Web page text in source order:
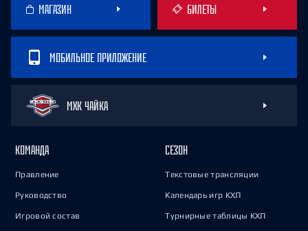
МАГАЗИН БИЛЕТЫ
МОБИЛЬНОЕ ПРИЛОЖЕНИЕ
МХК ЧАЙКА
КОМАНДА
Правление
Руководство
Игровой состав
СЕЗОН
Текстовые трансляции
Календарь игр КХЛ
Турнирные таблицы КХЛ